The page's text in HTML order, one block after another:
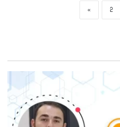
2
»